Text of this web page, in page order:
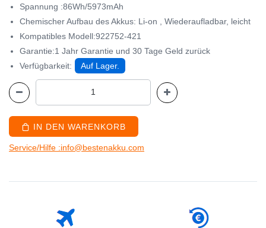
Spannung :86Wh/5973mAh
Chemischer Aufbau des Akkus: Li-on , Wiederaufladbar, leicht
Kompatibles Modell:922752-421
Garantie:1 Jahr Garantie und 30 Tage Geld zurück
Verfügbarkeit:
Auf Lager.
IN DEN WARENKORB
Service/Hilfe :info@bestenakku.com